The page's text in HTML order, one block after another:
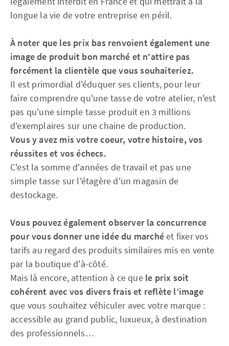
longue la vie de votre entreprise en péril.
À noter que les prix bas renvoient également une
image de produit bon marché et n'attire pas
forcément la clientèle que vous souhaiteriez.
Il est primordial d'éduquer ses clients, pour leur
faire comprendre qu'une tasse de votre atelier, n'est
pas qu'une simple tasse produit en 3 millions
d'exemplaires sur une chaine de production.
Vous y avez mis votre coeur, votre histoire, vos
réussites et vos échecs.
C'est la somme d'années de travail et pas une
simple tasse sur l'étagère d'un magasin de
destockage.
Vous pouvez également observer la concurrence
pour vous donner une idée du marchéet fixer vos
tarifs au regard des produits similaires mis en vente
par la boutique d'à-côté.
Mais là encore, attention à ce que le prix soit
cohérent avec vos divers frais et reflète l’image
que vous souhaitez véhiculer avec votre marque :
accessible au grand public, luxueux, à destination
des professionnels…